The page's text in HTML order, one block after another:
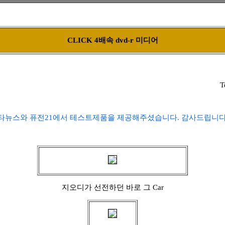
CLICK 4배속 dvd-r 미디어
뉴스와 퓨전21에서 테스트제품을 제공해주셨습니다. 감사드립니
지오디가 선전하던 바로 그 Car